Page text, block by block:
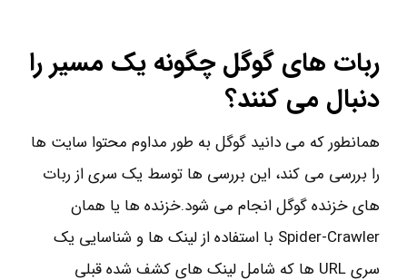
ربات های گوگل چگونه یک مسیر را
دنبال می کنند؟
همانطور که می دانید گوگل به طور مداوم محتوا سایت ها
را بررسی می کند، این بررسی ها توسط یک سری از ربات
های خزنده گوگل انجام می شود.خزنده ها یا همان
Spider-Crawler با استفاده از لینک ها و شناسایی یک
سری URL ها که شامل لینک های کشف شده قبلی